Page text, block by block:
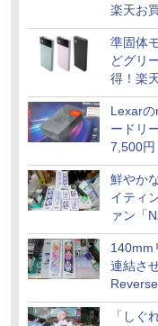
楽天お
準固体
どグリ
得！楽
Lexar
ードリ
7,500円
鮮やか
イティ
ァン「
発売、
140mm
連結さ
一フレ
「しぐ